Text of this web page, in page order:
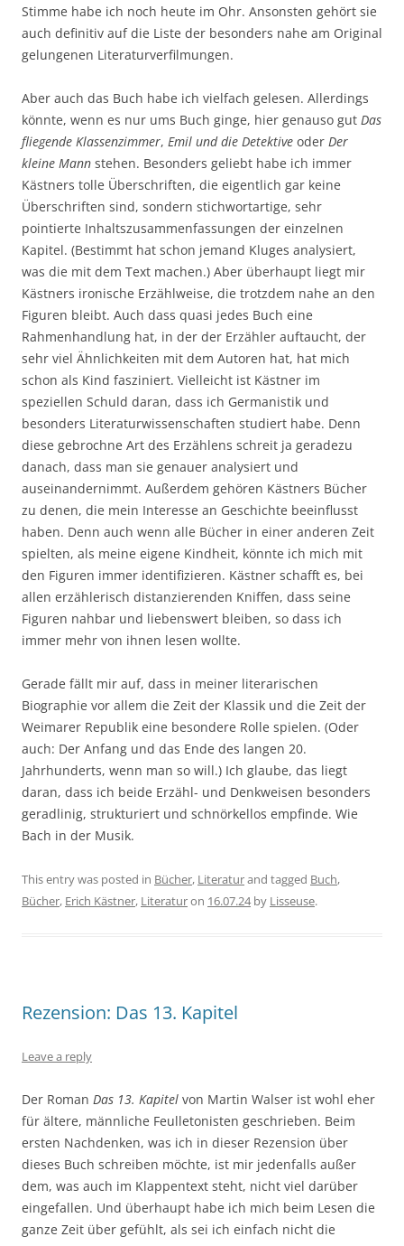
Stimme habe ich noch heute im Ohr. Ansonsten gehört sie
auch definitiv auf die Liste der besonders nahe am Original
gelungenen Literaturverfilmungen.
Aber auch das Buch habe ich vielfach gelesen. Allerdings
könnte, wenn es nur ums Buch ginge, hier genauso gut Das
fliegende Klassenzimmer, Emil und die Detektive oder Der
kleine Mann stehen. Besonders geliebt habe ich immer
Kästners tolle Überschriften, die eigentlich gar keine
Überschriften sind, sondern stichwortartige, sehr
pointierte Inhaltszusammenfassungen der einzelnen
Kapitel. (Bestimmt hat schon jemand Kluges analysiert,
was die mit dem Text machen.) Aber überhaupt liegt mir
Kästners ironische Erzählweise, die trotzdem nahe an den
Figuren bleibt. Auch dass quasi jedes Buch eine
Rahmenhandlung hat, in der der Erzähler auftaucht, der
sehr viel Ähnlichkeiten mit dem Autoren hat, hat mich
schon als Kind fasziniert. Vielleicht ist Kästner im
speziellen Schuld daran, dass ich Germanistik und
besonders Literaturwissenschaften studiert habe. Denn
diese gebrochne Art des Erzählens schreit ja geradezu
danach, dass man sie genauer analysiert und
auseinandernimmt. Außerdem gehören Kästners Bücher
zu denen, die mein Interesse an Geschichte beeinflusst
haben. Denn auch wenn alle Bücher in einer anderen Zeit
spielten, als meine eigene Kindheit, könnte ich mich mit
den Figuren immer identifizieren. Kästner schafft es, bei
allen erzählerisch distanzierenden Kniffen, dass seine
Figuren nahbar und liebenswert bleiben, so dass ich
immer mehr von ihnen lesen wollte.
Gerade fällt mir auf, dass in meiner literarischen
Biographie vor allem die Zeit der Klassik und die Zeit der
Weimarer Republik eine besondere Rolle spielen. (Oder
auch: Der Anfang und das Ende des langen 20.
Jahrhunderts, wenn man so will.) Ich glaube, das liegt
daran, dass ich beide Erzähl- und Denkweisen besonders
geradlinig, strukturiert und schnörkellos empfinde. Wie
Bach in der Musik.
This entry was posted in Bücher, Literaturand tagged Buch,
Bücher, Erich Kästner, Literaturon 16.07.24by Lisseuse.
Rezension: Das 13. Kapitel
Leave a reply
Der Roman Das 13. Kapitel von Martin Walser ist wohl eher
für ältere, männliche Feulletonisten geschrieben. Beim
ersten Nachdenken, was ich in dieser Rezension über
dieses Buch schreiben möchte, ist mir jedenfalls außer
dem, was auch im Klappentext steht, nicht viel darüber
eingefallen. Und überhaupt habe ich mich beim Lesen die
ganze Zeit über gefühlt, als sei ich einfach nicht die